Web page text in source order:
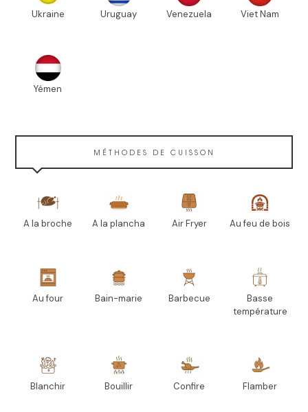
Ukraine Uruguay Venezuela Viet Nam
Yémen
MÉTHODES DE CUISSON
A la broche A la plancha Air Fryer Au feu de bois
Au four Bain-marie Barbecue
Basse
température
Blanchir Bouillir Confire Flamber